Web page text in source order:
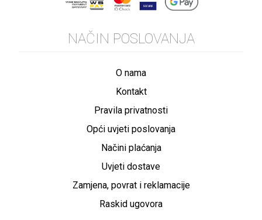
NAČIN POSLOVANJA
O nama
Kontakt
Pravila privatnosti
Opći uvjeti poslovanja
Načini plaćanja
Uvjeti dostave
Zamjena, povrat i reklamacije
Raskid ugovora